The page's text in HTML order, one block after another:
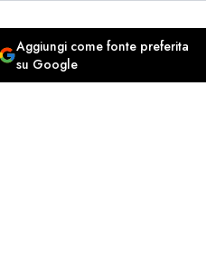
Aggiungi come fonte preferita
su Google